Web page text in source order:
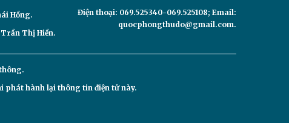
Hồng.
Thị Hiền.
Điện thoại: 069.525340-069.525108; Email:
quocphongthudo@gmail.com.
phát hành lại thông tin điện tử này.